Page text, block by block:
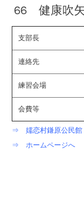
66 健康吹
支部長
連絡先
練習会場
会費等
⇒ 嬬恋村鎌原公民館
⇒ ホームページへ